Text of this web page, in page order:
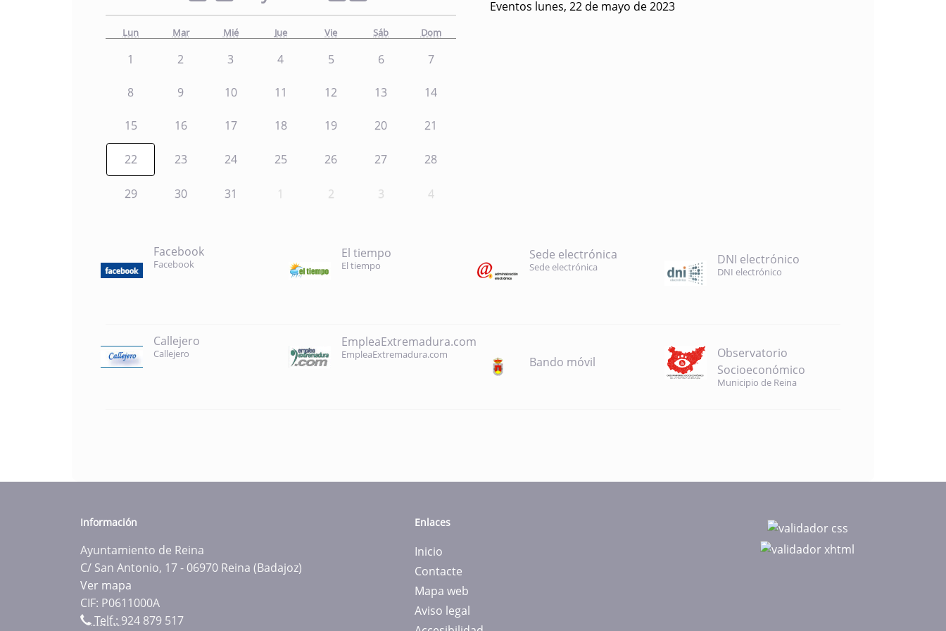
Lun Mar Mié Jue Vie Sáb Dom
1 2 3 4 5 6 7
8 9 10 11 12 13 14
15 16 17 18 19 20 21
22 23 24 25 26 27 28
29 30 31 1 2 3 4
Eventos lunes, 22 de mayo de 2023
Facebook
Facebook
El tiempo
El tiempo
Sede electrónica
Sede electrónica DNI electrónico
DNI electrónico
Callejero
Callejero
EmpleaExtremadura.com
EmpleaExtremadura.com
Bando móvil
Observatorio
Socioeconómico
Municipio de Reina
Información
Ayuntamiento de Reina
C/ San Antonio, 17 - 06970 Reina (Badajoz)
Ver mapa
CIF: P0611000A
Telf.:924 879 517
Enlaces
Inicio
Contacte
Mapa web
Aviso legal